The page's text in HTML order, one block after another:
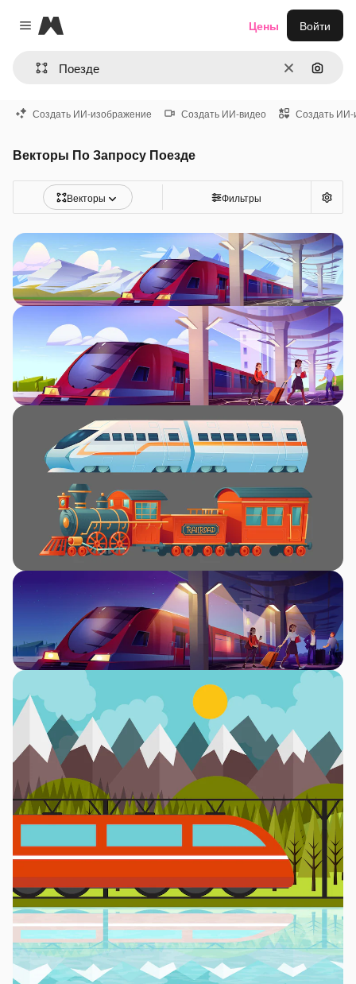
Close menu
Magnific
ОчиститьПоиск
Цены Войти
Создать ИИ-изображение Создать ИИ-видео Создать ИИ-
Векторы По Запросу Поезде
Векторы Фильтры